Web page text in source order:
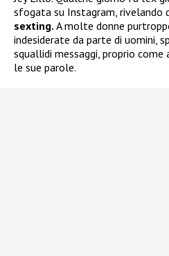
sfogata su Instagram, rivelando
sexting. A molte donne
indesiderate da parte di uomini,
squallidi messaggi, proprio
le sue parole.